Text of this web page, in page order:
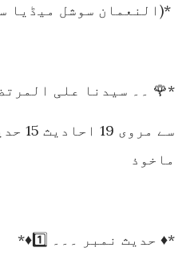
*(النعمان سوشل میڈیا
*🌹 ۔۔ سیدنا علی
سے
ماخوذ
*♦️ حدیث نمبر ۔۔۔ 1️⃣♦️*